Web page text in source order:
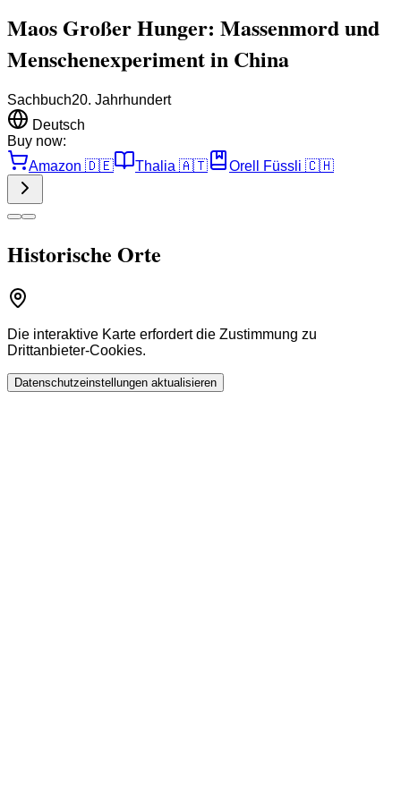
Maos Großer Hunger: Massenmord und
Menschenexperiment in China
Sachbuch20. Jahrhundert
Deutsch
Buy now:
Amazon 🇩🇪 Thalia 🇦🇹 Orell Füssli 🇨🇭
Historische Orte
Die interaktive Karte erfordert die Zustimmung zu
Drittanbieter-Cookies.
Datenschutzeinstellungen aktualisieren